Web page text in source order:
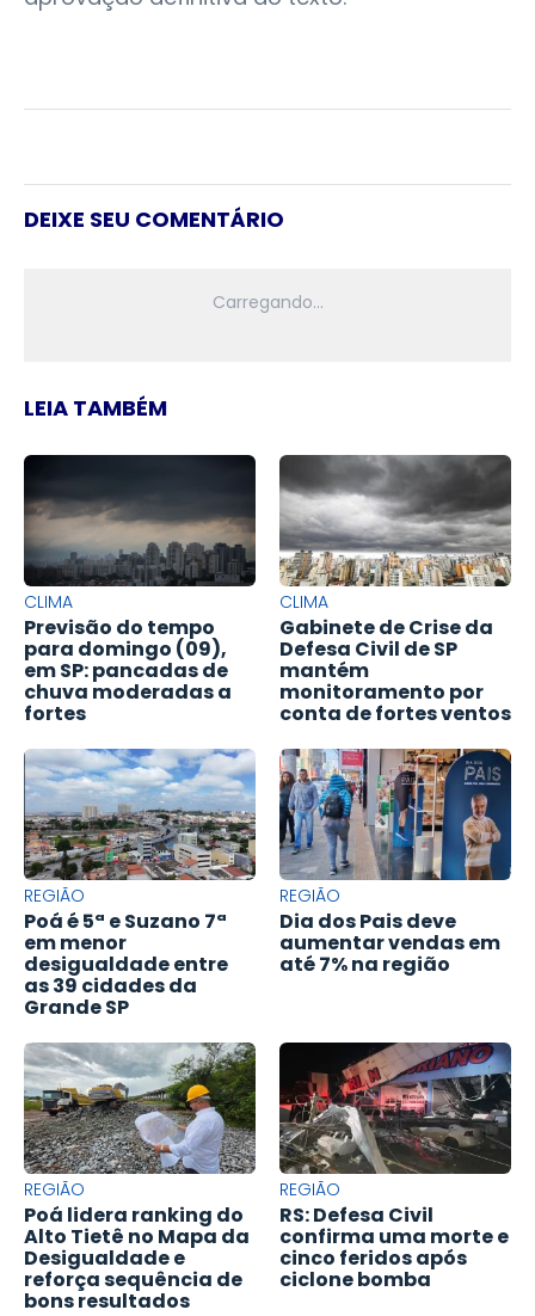
DEIXE SEU COMENTÁRIO
LEIA TAMBÉM
CLIMA
Previsão do tempo
para domingo (09),
em SP: pancadas de
chuva moderadas a
fortes
CLIMA
Gabinete de Crise da
Defesa Civil de SP
mantém
monitoramento por
conta de fortes ventos
REGIÃO
Poá é 5ª e Suzano 7ª
em menor
desigualdade entre
as 39 cidades da
Grande SP
REGIÃO
Dia dos Pais deve
aumentar vendas em
até 7% na região
REGIÃO
Poá lidera ranking do
Alto Tietê no Mapa da
Desigualdade e
reforça sequência de
bons resultados
REGIÃO
RS: Defesa Civil
confirma uma morte e
cinco feridos após
ciclone bomba